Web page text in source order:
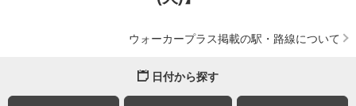
ウォーカープラス掲載の駅・路線について
日付から探す